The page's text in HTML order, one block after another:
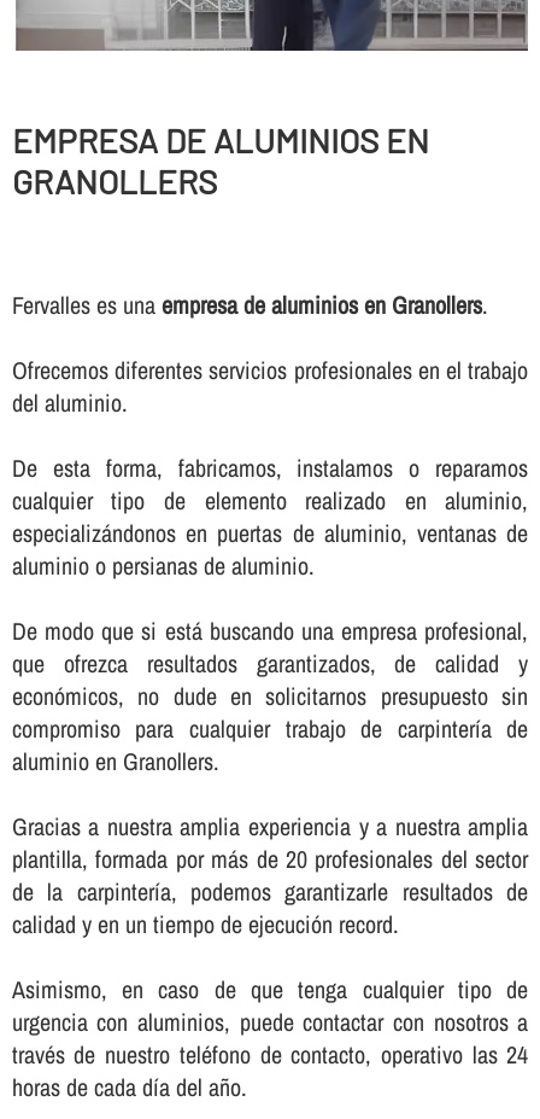
EMPRESA DE ALUMINIOS EN
GRANOLLERS
Fervalles es unaempresa de aluminios en Granollers.
Ofrecemos diferentes servicios profesionales en el trabajo
del aluminio.
De esta forma, fabricamos, instalamos o reparamos
cualquier tipo de elemento realizado en aluminio,
especializándonos en puertas de aluminio, ventanas de
aluminio o persianas de aluminio.
De modo que si está buscando una empresa profesional,
que ofrezca resultados garantizados, de calidad y
económicos, no dude en solicitarnos presupuesto sin
compromiso para cualquier trabajo de carpinterí­a de
aluminio en Granollers.
Gracias a nuestra amplia experiencia y a nuestra amplia
plantilla, formada por más de 20 profesionales del sector
de la carpinterí­a, podemos garantizarle resultados de
calidad y en un tiempo de ejecución record.
Asimismo, en caso de que tenga cualquier tipo de
urgencia con aluminios, puede contactar con nosotros a
través de nuestro teléfono de contacto, operativo las 24
horas de cada dí­a del año.